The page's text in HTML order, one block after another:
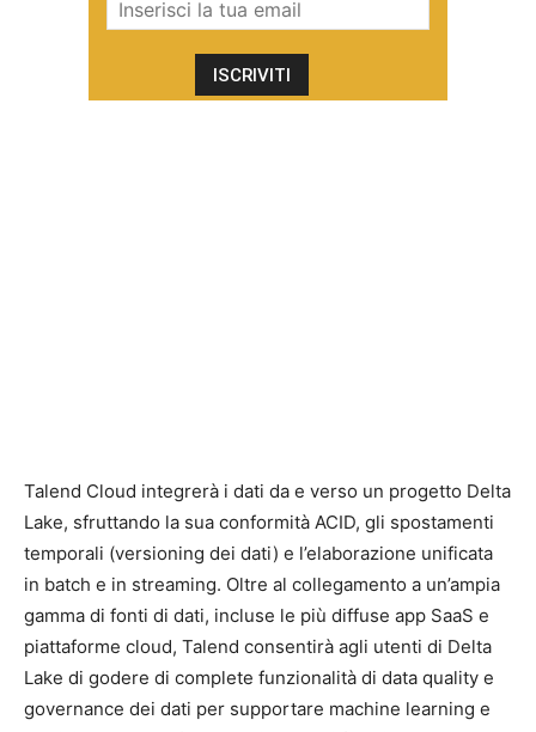
Talend Cloud integrerà i dati da e verso un progetto Delta
Lake, sfruttando la sua conformità ACID, gli spostamenti
temporali (versioning dei dati) e l’elaborazione unificata
in batch e in streaming. Oltre al collegamento a un’ampia
gamma di fonti di dati, incluse le più diffuse app SaaS e
piattaforme cloud, Talend consentirà agli utenti di Delta
Lake di godere di complete funzionalità di data quality e
governance dei dati per supportare machine learning e